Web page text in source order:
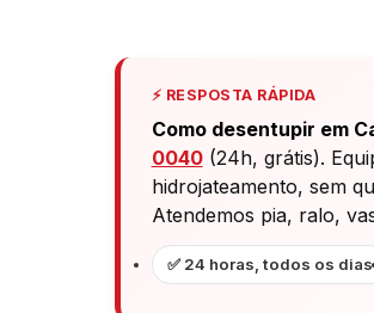
⚡ RESPOSTA RÁPIDA
Como desentupir em
0040(24h, grátis).
hidrojateamento, sem
Atendemos pia, ralo,
✅ 24 horas, todos os dias